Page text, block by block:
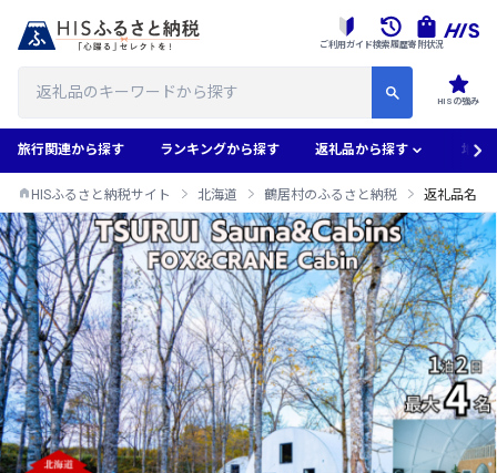
HISの強み
ご利用ガイド検索履歴寄附状況
旅行関連から探す ランキングから探す 返礼品から探す 地域
HISふるさと納税サイト 北海道 鶴居村のふるさと納税 返礼品名